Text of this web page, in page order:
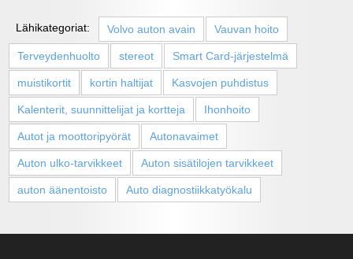
Lähikategoriat: Volvo auton avain Vauvan hoito
Terveydenhuolto stereot Smart Card-järjestelmä
muistikortit kortin haltijat Kasvojen puhdistus
Kalenterit, suunnittelijat ja kortteja Ihonhoito
Autot ja moottoripyörät Autonavaimet
Auton ulko-tarvikkeet Auton sisätilojen tarvikkeet
auton äänentoisto Auto diagnostiikkatyökalu